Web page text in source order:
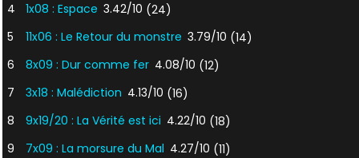
4
1x08 : Espace 3.42/10 (24)
5
11x06 : Le Retour du monstre 3.79/10 (14)
6
8x09 : Dur comme fer 4.08/10 (12)
7
3x18 : Malédiction 4.13/10 (16)
8
9x19/20 : La Vérité est ici 4.22/10 (18)
9
7x09 : La morsure du Mal 4.27/10 (11)